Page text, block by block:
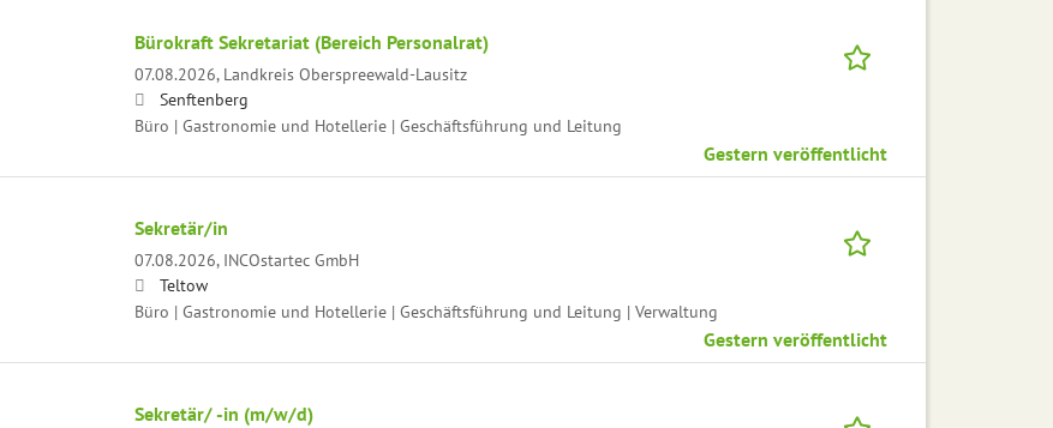
Bürokraft Sekretariat (Bereich Personalrat)
07.08.2026, Landkreis Oberspreewald-Lausitz
Senftenberg
Büro | Gastronomie und Hotellerie | Geschäftsführung und Leitung
Gestern veröffentlicht
Sekretär/in
07.08.2026, INCOstartec GmbH
Teltow
Büro | Gastronomie und Hotellerie | Geschäftsführung und Leitung | Verwaltung
Gestern veröffentlicht
Sekretär/ -in (m/w/d)